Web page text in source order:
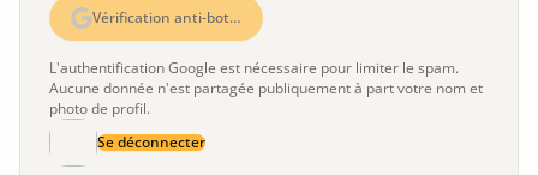
Vérification anti-bot…
L'authentification Google est nécessaire pour limiter le spam.
Aucune donnée n'est partagée publiquement à part votre nom et
photo de profil.
Se déconnecter